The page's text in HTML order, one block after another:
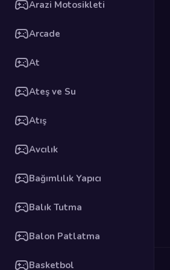
Arazi Motosikleti
Arcade
At
Ateş ve Su
Atış
Avcılık
Bağımlılık Yapıcı
Balık Tutma
Balon Patlatma
Basketbol